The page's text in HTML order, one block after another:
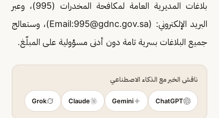
بلاغات المديرية العامة لمكافحة المخدرات (995)، وعبر
البريد الإلكتروني: (Email:995@gdnc.gov.sa
)، وستعالج
جميع البلاغات بسرية تامة دون أدنى مسؤولية على المبلّغ.
ناقش الخبر مع الذكاء الاصطناعي
ChatGPT
Gemini
Claude
Grok